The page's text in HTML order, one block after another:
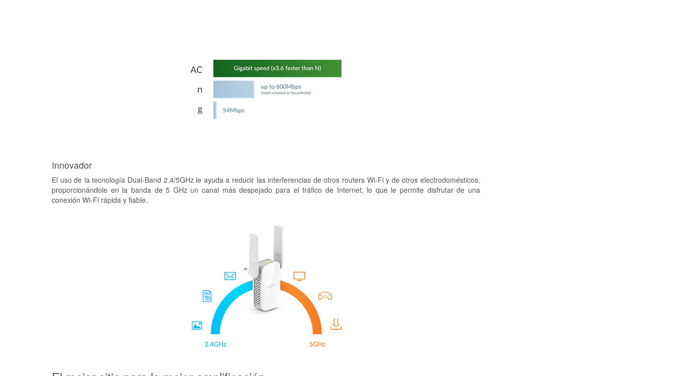
Innovador
El uso de la tecnología Dual-Band 2.4/5GHz le ayuda a reducir las interferencias de otros routers Wi-Fi y de otros electrodomésticos,
proporcionándole en la banda de 5 GHz un canal más despejado para el tráfico de Internet, lo que le permite disfrutar de una
conexión Wi-Fi rápida y fiable.